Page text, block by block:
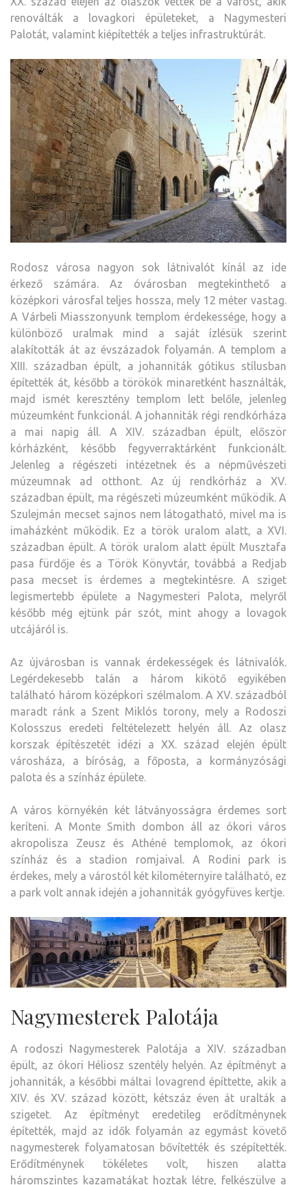
renoválták a lovagkori épületeket, a Nagymesteri
Palotát, valamint kiépítették a teljes infrastruktúrát.
Rodosz városa nagyon sok látnivalót kínál az ide
érkező számára. Az óvárosban megtekinthető a
középkori városfal teljes hossza, mely 12 méter vastag.
A Várbeli Miasszonyunk templom érdekessége, hogy a
különböző uralmak mind a saját ízlésük szerint
alakították át az évszázadok folyamán. A templom a
XIII. században épült, a johanniták gótikus stílusban
építették át, később a törökök minaretként használták,
majd ismét keresztény templom lett belőle, jelenleg
múzeumként funkcionál. A johanniták régi rendkórháza
a mai napig áll. A XIV. században épült, először
kórházként, később fegyverraktárként funkcionált.
Jelenleg a régészeti intézetnek és a népművészeti
múzeumnak ad otthont. Az új rendkórház a XV.
században épült, ma régészeti múzeumként működik. A
Szulejmán mecset sajnos nem látogatható, mivel ma is
imaházként működik. Ez a török uralom alatt, a XVI.
században épült. A török uralom alatt épült Musztafa
pasa fürdője és a Török Könyvtár, továbbá a Redjab
pasa mecset is érdemes a megtekintésre. A sziget
legismertebb épülete a Nagymesteri Palota, melyről
később még ejtünk pár szót, mint ahogy a lovagok
utcájáról is.
Az újvárosban is vannak érdekességek és látnivalók.
Legérdekesebb talán a három kikötő egyikében
található három középkori szélmalom. A XV. századból
maradt ránk a Szent Miklós torony, mely a Rodoszi
Kolosszus eredeti feltételezett helyén áll. Az olasz
korszak építészetét idézi a XX. század elején épült
városháza, a bíróság, a főposta, a kormányzósági
palota és a színház épülete.
A város környékén két látványosságra érdemes sort
keríteni. A Monte Smith dombon áll az ókori város
akropolisza Zeusz és Athéné templomok, az ókori
színház és a stadion romjaival. A Rodini park is
érdekes, mely a várostól két kilométernyire található, ez
a park volt annak idején a johanniták gyógyfüves kertje.
Nagymesterek Palotája
A rodoszi Nagymesterek Palotája a XIV. században
épült, az ókori Héliosz szentély helyén. Az építményt a
johanniták, a későbbi máltai lovagrend építtette, akik a
XIV. és XV. század között, kétszáz éven át uralták a
szigetet. Az építményt eredetileg erődítménynek
építették, majd az idők folyamán az egymást követő
nagymesterek folyamatosan bővítették és szépítették.
Erődítménynek tökéletes volt, hiszen alatta
háromszintes kazamatákat hoztak létre, felkészülve a